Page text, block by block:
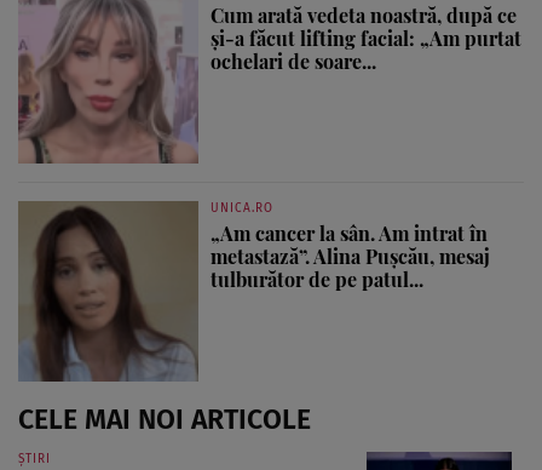
Cum arată vedeta noastră, după ce
și-a făcut lifting facial: „Am purtat
ochelari de soare...
UNICA.RO
„Am cancer la sân. Am intrat în
metastază”. Alina Pușcău, mesaj
tulburător de pe patul...
CELE MAI NOI ARTICOLE
ȘTIRI